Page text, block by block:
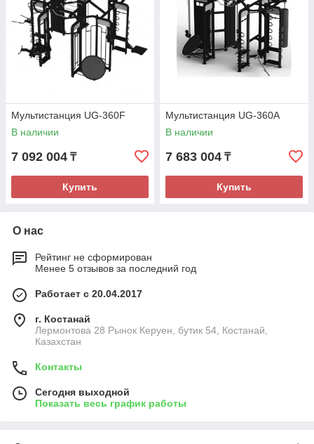
Мультистанция UG-360F
В наличии
7 092 004 ₸
Купить
Мультистанция UG-360A
В наличии
7 683 004 ₸
Купить
О нас
Рейтинг не сформирован
Менее 5 отзывов за последний год
Работает с 20.04.2017
г. Костанай
Лермонтова 28 Рынок Керуен, бутик 54, Костанай,
Казахстан
Контакты
Сегодня выходной
Показать весь график работы